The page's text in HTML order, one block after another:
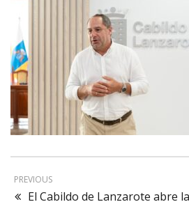
PREVIOUS
El Cabildo de Lanzarote abre